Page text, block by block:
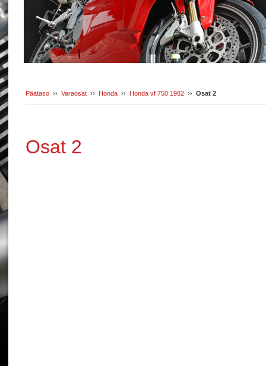
Päätaso ›› Varaosat ›› Honda ›› Honda vf 750 1982 ›› Osat 2
Osat 2